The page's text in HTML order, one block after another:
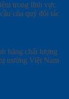
trong lĩnh vực
của quý đối tác
hãng chất lượng
trường Việt Nam